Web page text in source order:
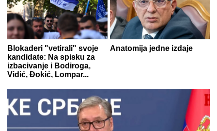
Blokaderi "vetirali" svoje
kandidate: Na spisku za
izbacivanje i Bodiroga,
Vidić, Đokić, Lompar...
Anatomija jedne izdaje